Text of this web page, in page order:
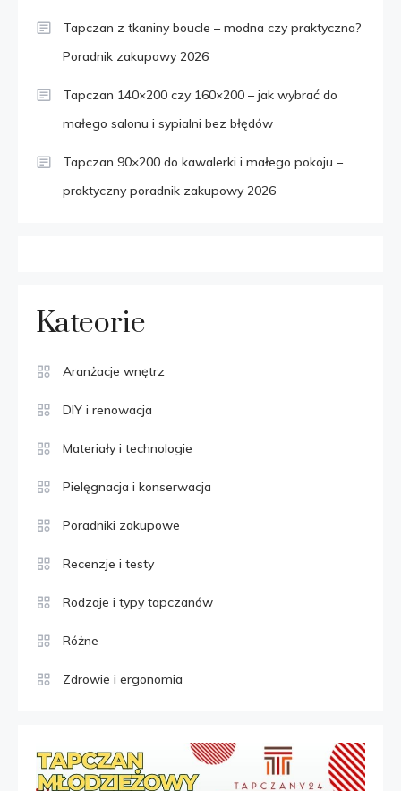
Tapczan z tkaniny boucle – modna czy praktyczna?
Poradnik zakupowy 2026
Tapczan 140×200 czy 160×200 – jak wybrać do
małego salonu i sypialni bez błędów
Tapczan 90×200 do kawalerki i małego pokoju –
praktyczny poradnik zakupowy 2026
Kateorie
Aranżacje wnętrz
DIY i renowacja
Materiały i technologie
Pielęgnacja i konserwacja
Poradniki zakupowe
Recenzje i testy
Rodzaje i typy tapczanów
Różne
Zdrowie i ergonomia